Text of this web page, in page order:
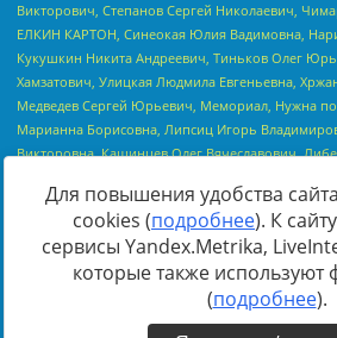
Источник:https://minjust.gov.ru/
inostrannyih-agentov-22-03-2024.pdf
Для повышения удобства
cookies (подробнее). К
сервисы Yandex.Metrika,
которые также используют
(подробнее).